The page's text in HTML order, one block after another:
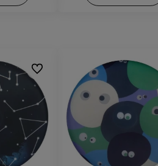
Do ulubionych